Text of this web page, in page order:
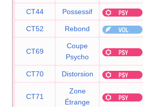
CT44 Possessif
CT52 Rebond
CT69
Coupe
Psycho
CT70 Distorsion
CT71
Zone
Étrange